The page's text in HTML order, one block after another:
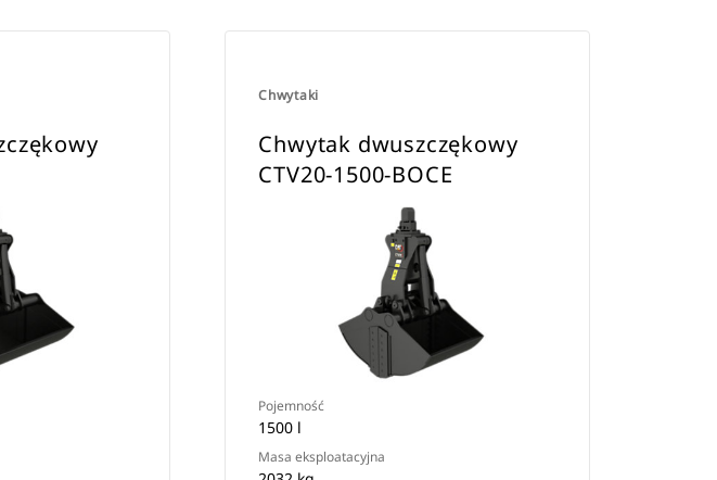
Chwytaki
Chwytak dwuszczękowy
CTV20-1500-BOCE
Pojemność
1500 l
Masa eksploatacyjna